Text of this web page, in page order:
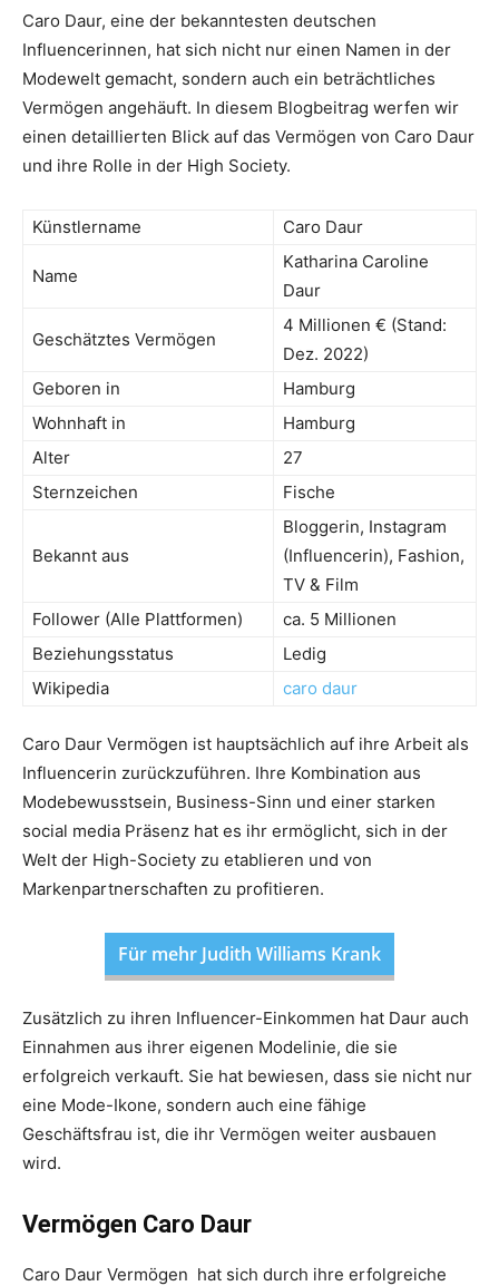
Caro Daur, eine der bekanntesten deutschen
Influencerinnen, hat sich nicht nur einen Namen in der
Modewelt gemacht, sondern auch ein beträchtliches
Vermögen angehäuft. In diesem Blogbeitrag werfen wir
einen detaillierten Blick auf das Vermögen von Caro Daur
und ihre Rolle in der High Society.
Künstlername Caro Daur
Name
Katharina Caroline
Daur
Geschätztes Vermögen
4 Millionen € (Stand:
Dez. 2022)
Geboren in
Hamburg
Wohnhaft in
Hamburg
Alter
27
Sternzeichen
Fische
Bekannt aus
Bloggerin, Instagram
(Influencerin), Fashion,
TV & Film
Follower (Alle Plattformen)
ca. 5 Millionen
Beziehungsstatus
Ledig
Wikipedia
caro daur
Caro Daur Vermögen ist hauptsächlich auf ihre Arbeit als
Influencerin zurückzuführen. Ihre Kombination aus
Modebewusstsein, Business-Sinn und einer starken
social media Präsenz hat es ihr ermöglicht, sich in der
Welt der High-Society zu etablieren und von
Markenpartnerschaften zu profitieren.
Für mehr Judith Williams Krank
Zusätzlich zu ihren Influencer-Einkommen hat Daur auch
Einnahmen aus ihrer eigenen Modelinie, die sie
erfolgreich verkauft. Sie hat bewiesen, dass sie nicht nur
eine Mode-Ikone, sondern auch eine fähige
Geschäftsfrau ist, die ihr Vermögen weiter ausbauen
wird.
Vermögen Caro Daur
Caro Daur Vermögen hat sich durch ihre erfolgreiche